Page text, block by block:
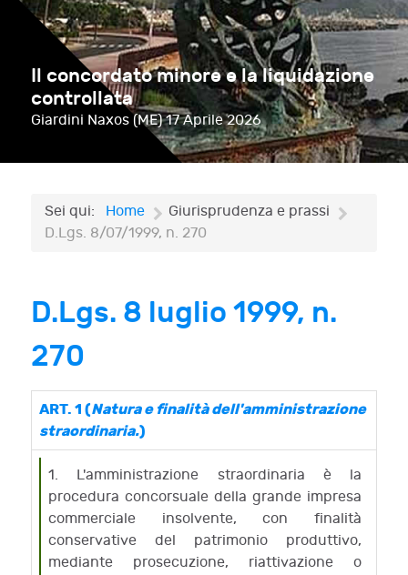
Il concordato minore e la liquidazione
controllata
Giardini Naxos (ME) 17 Aprile 2026
Sei qui: Home
Giurisprudenza e prassi
D.Lgs. 8/07/1999, n. 270
D.Lgs. 8 luglio 1999, n.
270
ART. 1 (Natura e finalità dell'amministrazione
straordinaria.)
1. L'amministrazione straordinaria è la
procedura concorsuale della grande impresa
commerciale insolvente, con finalità
conservative del patrimonio produttivo,
mediante prosecuzione, riattivazione o